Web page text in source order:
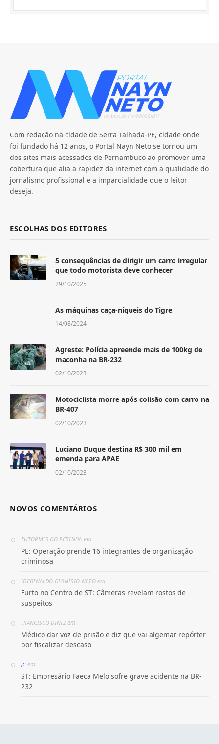
Com redação na cidade de Serra Talhada-PE, cidade onde
foi fundado há 12 anos, o Portal Nayn Neto se tornou um
dos sites mais acessados de Pernambuco ao promover uma
cobertura que alia a rapidez da internet com a qualidade do
jornalismo profissional e a imparcialidade que o leitor
deseja.
ESCOLHAS DOS EDITORES
5 consequências de dirigir um carro irregular
que todo motorista deve conhecer
29/10/2025
As máquinas caça-níqueis do Tigre
14/08/2024
Agreste: Polícia apreende mais de 100kg de
maconha na BR-232
02/10/2023
Motociclista morre após colisão com carro na
BR-407
02/10/2023
Luciano Duque destina R$ 300 mil em
emenda para APAE
02/10/2023
NOVOS COMENTÁRIOS
TUTORIAIS DO PEBINHA em
PE: Operação prende 16 integrantes de organização
criminosa
IDEGINALDO DIONÍSIO NETOem
Furto no Centro de ST: Câmeras revelam rostos de
suspeitos
FRANCISCO DINIZem
Médico dar voz de prisão e diz que vai algemar repórter
por fiscalizar descaso
JCem
ST: Empresário Faeca Melo sofre grave acidente na BR-
232